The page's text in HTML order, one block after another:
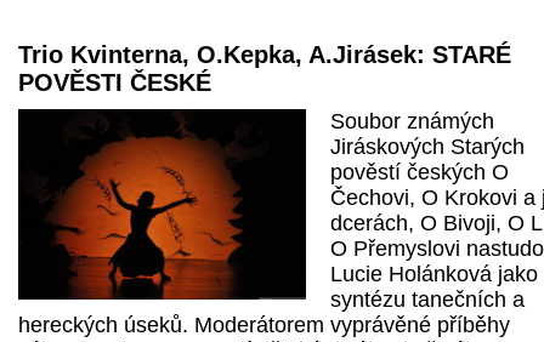
Trio Kvinterna, O.Kepka, A.Jirásek: STARÉ
POVĚSTI ČESKÉ
Soubor známých
Jiráskových Starých
pověstí českých O
Čechovi, O Krokovi a
dcerách, O Bivoji, O
O Přemyslovi
Lucie Holánková jako
syntézu tanečních a
hereckých úseků. Moderátorem vyprávěné příběhy